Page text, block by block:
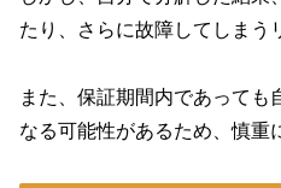
たり、さらに故障してしまう
また、保証期間内であっても
なる可能性があるため、慎重